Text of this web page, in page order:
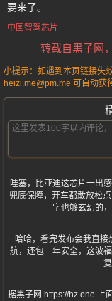
要来了。
中国智驾芯片
转载自黑子网
小提示：如遇到本页链接失
heizi.me@pm.me 可自动获
哇塞，比亚迪这芯片一出
兜底保障，开车都敢放松
字也够玄幻的
哈哈，看完发布会我直
航，还包一年安全，这波
据黑子网 https://hz.one 上